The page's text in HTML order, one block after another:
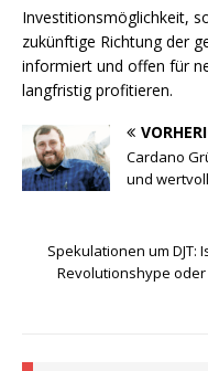
Investitionsmöglichkeit,
zukünftige Richtung der
informiert und offen für
langfristig profitieren.
Cardano
und
Spekulationen um DJT:
Revolutionshype